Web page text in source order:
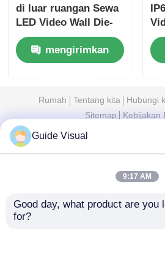
di luar ruangan Sewa
LED Video Wall Die-
Cast Cabinet layar
panggung tanpa
jahitan untuk acara
mengirimkan
Rumah Tentang kita Hubungi
Sitemap
Kebijakan
cina.Copyright © 2026
Guide Visual
9:17 AM
Good day, what product are you
for?